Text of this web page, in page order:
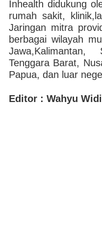
Inhealth didukung
rumah sakit,
Jaringan mitra
berbagai wilayah
Tenggara Barat,
Papua, dan luar
Editor : Wahyu